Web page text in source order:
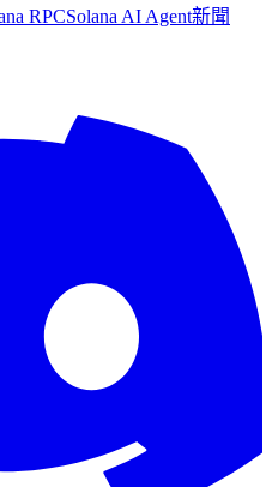
RPCSolana AI Agent新聞